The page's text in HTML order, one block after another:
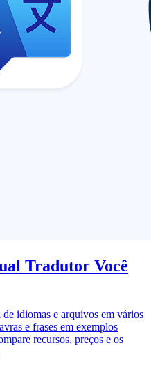
Tradutor Você
idiomas e arquivos em vários
e frases em exemplos
recursos, preços e os